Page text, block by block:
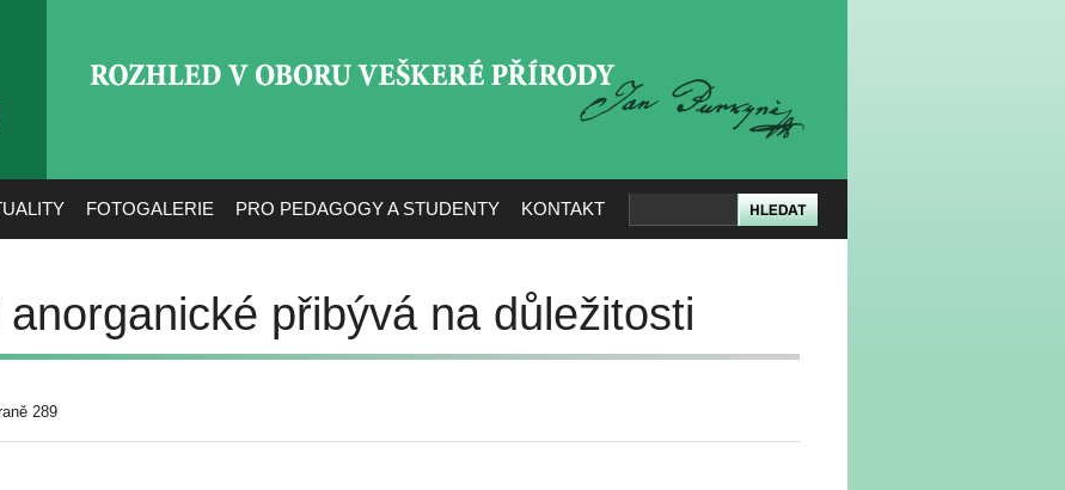
FOTOGALERIE PRO PEDAGOGY A STUDENTY KONTAKT
přibývá na důležitosti
289